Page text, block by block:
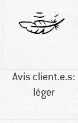
Avis client.e.s:
léger